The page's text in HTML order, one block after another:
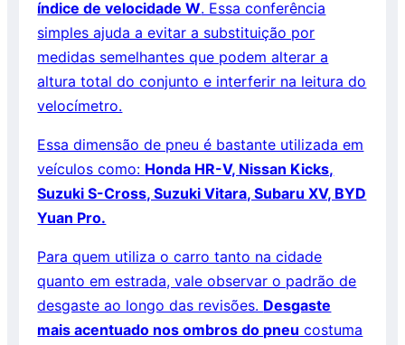
índice de velocidade W. Essa conferência
simples ajuda a evitar a substituição por
medidas semelhantes que podem alterar a
altura total do conjunto e interferir na leitura do
velocímetro.
Essa dimensão de pneu é bastante utilizada em
veículos como: Honda HR-V, Nissan Kicks,
Suzuki S-Cross, Suzuki Vitara, Subaru XV, BYD
Yuan Pro.
Para quem utiliza o carro tanto na cidade
quanto em estrada, vale observar o padrão de
desgaste ao longo das revisões. Desgaste
mais acentuado nos ombros do pneu costuma